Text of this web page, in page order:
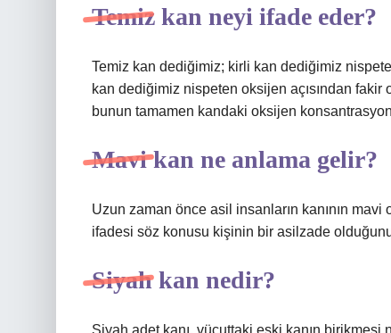
Temiz kan neyi ifade eder?
Temiz kan dediğimiz; kirli kan dediğimiz
kan dediğimiz nispeten oksijen açısından
bunun tamamen kandaki oksijen
Mavi kan ne anlama gelir?
Uzun zaman önce asil insanların kanının
ifadesi söz konusu kişinin bir asilzade
Siyah kan nedir?
Siyah adet kanı, vücuttaki eski kanın